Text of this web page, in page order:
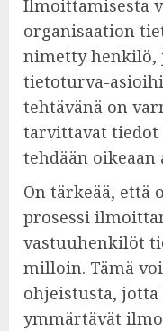
Ilmoittamisesta
organisaation
nimetty henkilö,
tietoturva-
tehtävänä on
tarvittavat
tehdään oikeaan
On tärkeää, että
prosessi
vastuuhenkilöt
milloin. Tämä
ohjeistusta,
ymmärtävät